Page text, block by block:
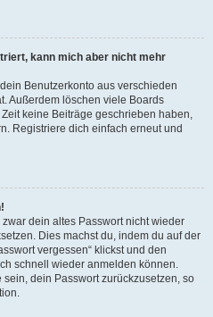
kann mich aber nicht mehr
Benutzerkonto aus verschieden
Außerdem löschen viele Boards
keine Beiträge geschrieben haben,
Registriere dich einfach erneut und
dein altes Passwort nicht wieder
Dies machst du, indem du auf der
vergessen“ klickst und den
schnell wieder anmelden können.
dein Passwort zurückzusetzen, so